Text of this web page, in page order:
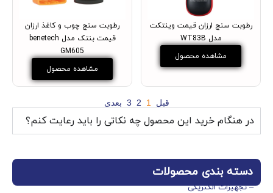
دسته بندی محصولات
– تجهیزات الکتریکی
رطوبت سنج ارزان قیمت وینتکت
مدل WT83B
مشاهده محصول
رطوبت سنج چوب و کاغذ ارزان
قیمت بنتک مدل benetech
GM605
مشاهده محصول
قبل 1
2
3 بعدی
در هنگام خرید این محصول چه نکاتی را باید رعایت کنم؟